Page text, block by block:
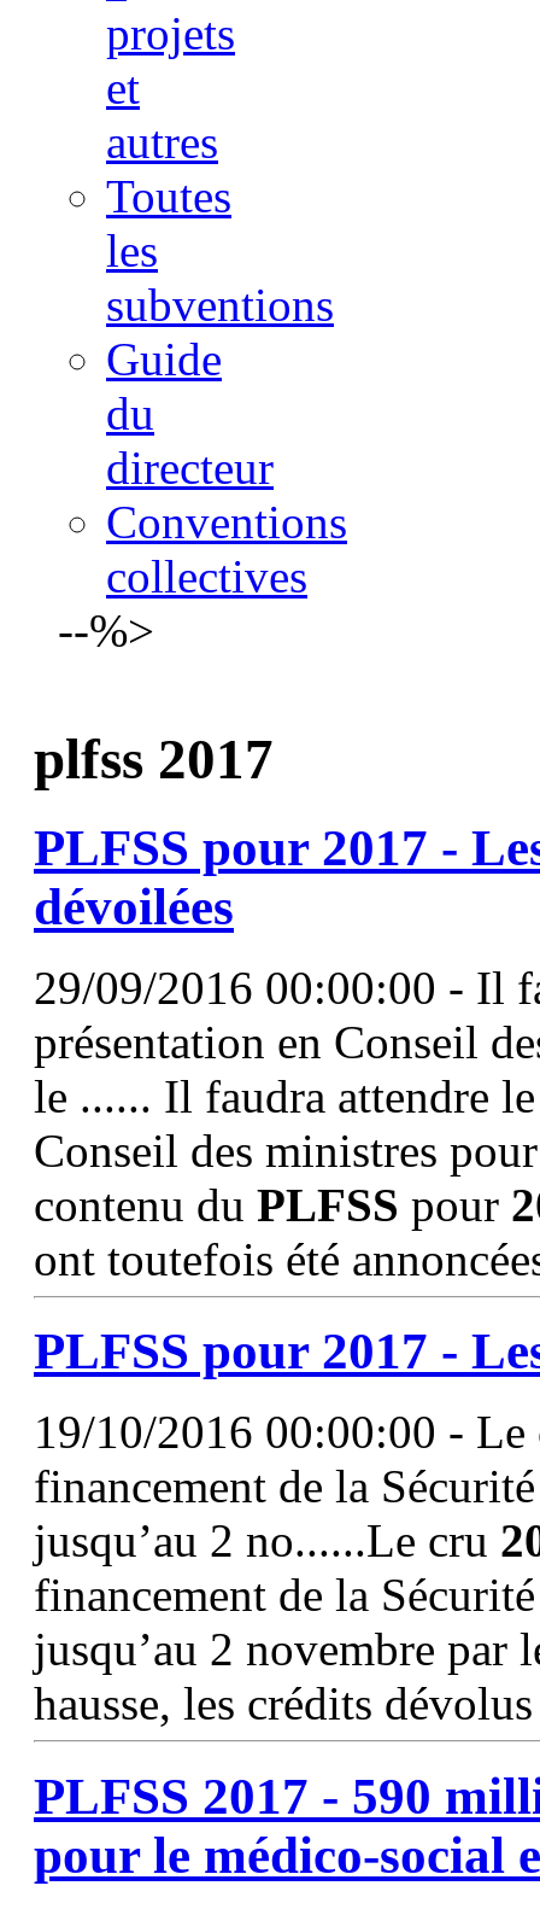
projets
et
autres
Toutes
les
subventions
Guide
du
directeur
Conventions
collectives
--%>
plfss 2017
PLFSS pour 2017 -
dévoilées
29/09/2016 00:00:00 - Il
présentation en Conseil
le ...... Il faudra attendre
Conseil des ministres
contenu du PLFSS pour
ont toutefois été
PLFSS pour 2017 -
19/10/2016 00:00:00 -
financement de la
jusqu’au 2 no......Le cru
financement de la
jusqu’au 2 novembre par
hausse, les crédits
PLFSS 2017 - 590
pour le médico-social